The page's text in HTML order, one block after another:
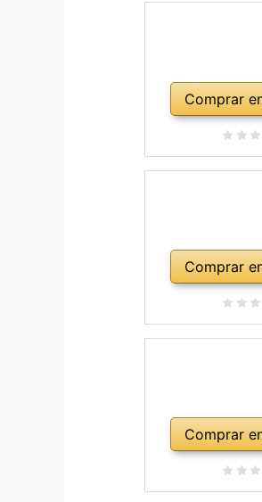
Comprar
Comprar
Comprar